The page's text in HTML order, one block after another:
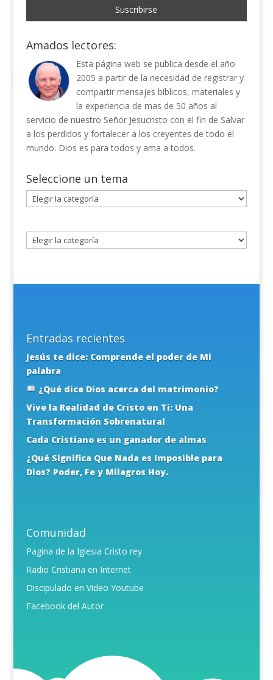
Amados lectores:
Esta página web se publica desde el año
2005 a partir de la necesidad de registrar y
compartir mensajes bíblicos, materiales y
la experiencia de mas de 50 años al
servicio de nuestro Señor Jesucristo con el fin de Salvar
a los perdidos y fortalecer a los creyentes de todo el
mundo. Dios es para todos y ama a todos.
Seleccione un tema
Seleccione
un
Entradas recientes
Jesús te dice: Comprende el poder de Mi
palabra
¿Qué dice Dios acerca del matrimonio?
Vive la Realidad de Cristo en Ti: Una
Transformación Sobrenatural
Cada Cristiano es un ganador de almas
¿Qué Significa Que Nada es Imposible para
Dios? Poder, Fe y Milagros Hoy.
Comunidad
Pagina de la Iglesia Cristo rey
Radio Cristiana en Internet
Discipulado en Video Youtube
Facebook del Autor